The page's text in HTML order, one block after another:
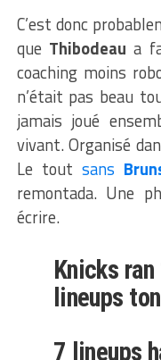
C’est donc
que Thibodeau a
coaching moins
n’était pas beau
jamais joué
vivant. Organisé
Le tout sans
remontada. Une
écrire.
Knicks
lineups
7 lineups